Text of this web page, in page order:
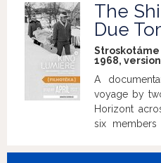
voda, 1957
hygiene.
vzniku a
Spišská
medailón
pamiatok –
The
Due
1968,
A
voyage by
Horizont
six